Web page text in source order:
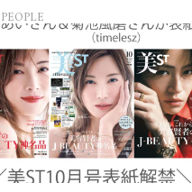
集まる理由は…
PEOPLE